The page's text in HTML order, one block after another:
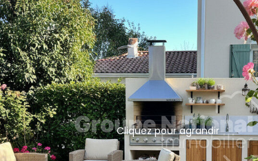
Cliquez pour agrandir